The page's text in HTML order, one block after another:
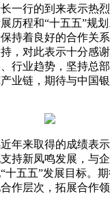
一行的到来表示热
历程和“十五五”规
持着良好的合作关
，对此表示十分感
行业趋势，坚持总
业链，期待与中国
年来取得的成绩表
持新凤鸣发展，与
十五五”发展目标。
作层次，拓展合作